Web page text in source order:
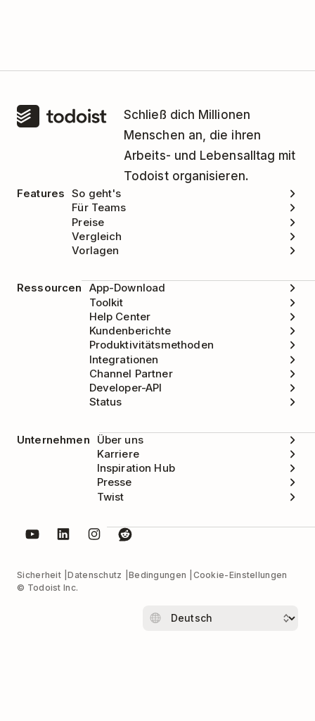
Schließ dich Millionen
Menschen an, die ihren
Arbeits- und Lebensalltag mit
Todoist organisieren.
Features So geht's
Für Teams
Preise
Vergleich
Vorlagen
Ressourcen
App-Download
Toolkit
Help Center
Kundenberichte
Produktivitätsmethoden
Integrationen
Channel Partner
Developer-API
Status
Unternehmen
Über uns
Karriere
Inspiration Hub
Presse
Twist
Sicherheit Datenschutz Bedingungen
Cookie-Einstellungen
© Todoist Inc.